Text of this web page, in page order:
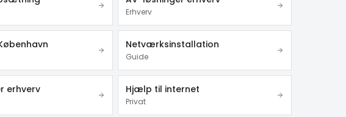
Erhverv
Netværksinstallation
Guide
erhverv Hjælp til internet
Privat